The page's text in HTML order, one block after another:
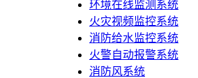
环境在线监测系统
火灾视频监控系统
消防给水监控系统
火警自动报警系统
消防风系统